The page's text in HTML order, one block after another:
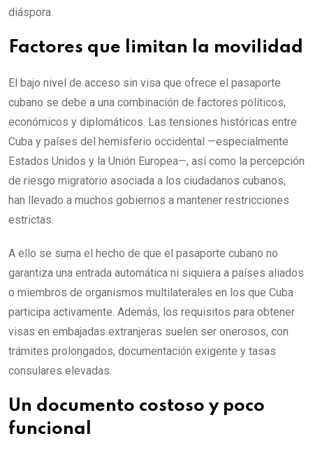
diáspora.
Factores que limitan la movilidad
El bajo nivel de acceso sin visa que ofrece el pasaporte
cubano se debe a una combinación de factores políticos,
económicos y diplomáticos. Las tensiones históricas entre
Cuba y países del hemisferio occidental —especialmente
Estados Unidos y la Unión Europea—, así como la percepción
de riesgo migratorio asociada a los ciudadanos cubanos,
han llevado a muchos gobiernos a mantener restricciones
estrictas.
A ello se suma el hecho de que el pasaporte cubano no
garantiza una entrada automática ni siquiera a países aliados
o miembros de organismos multilaterales en los que Cuba
participa activamente. Además, los requisitos para obtener
visas en embajadas extranjeras suelen ser onerosos, con
trámites prolongados, documentación exigente y tasas
consulares elevadas.
Un documento costoso y poco
funcional